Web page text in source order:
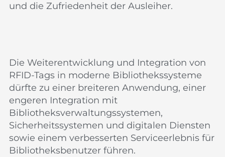
und die Zufriedenheit der Ausleiher.
Die Weiterentwicklung und Integration von
RFID-Tags in moderne Bibliothekssysteme
dürfte zu einer breiteren Anwendung, einer
engeren Integration mit
Bibliotheksverwaltungssystemen,
Sicherheitssystemen und digitalen Diensten
sowie einem verbesserten Serviceerlebnis für
Bibliotheksbenutzer führen.